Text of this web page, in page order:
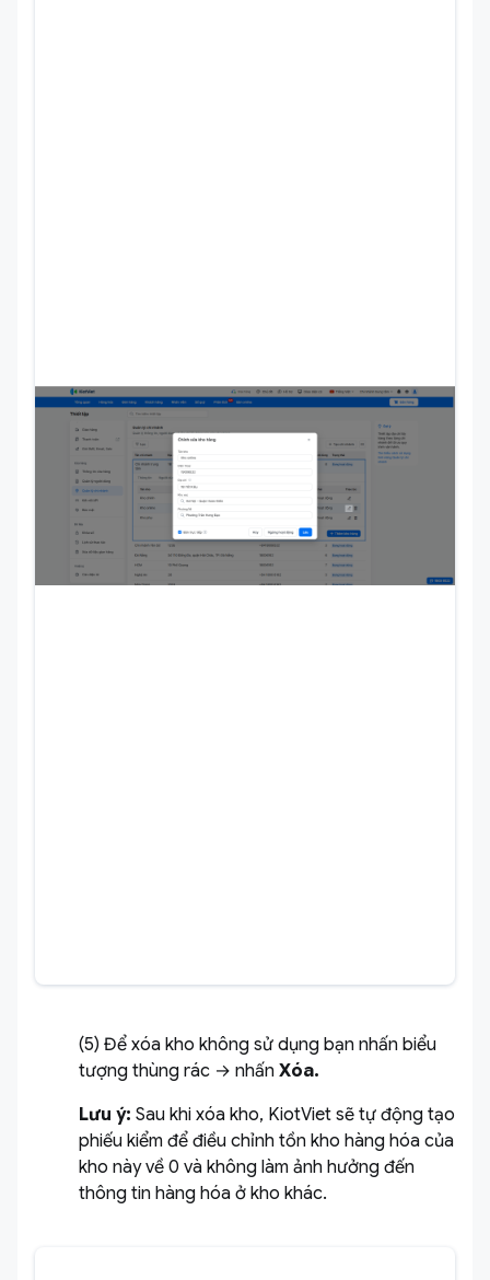
(5) Để xóa kho không sử dụng bạn nhấn biểu
tượng thùng rác → nhấn Xóa.
Lưu ý: Sau khi xóa kho, KiotViet sẽ tự động tạo
phiếu kiểm để điều chỉnh tồn kho hàng hóa của
kho này về 0 và không làm ảnh hưởng đến
thông tin hàng hóa ở kho khác.